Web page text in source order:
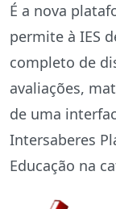
É a nova
permite à IES
completo de
avaliações,
de uma
Intersaberes
Educação na